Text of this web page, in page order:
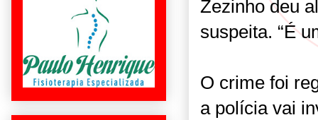
Zezinho deu
suspeita. “É
O crime foi
a polícia vai